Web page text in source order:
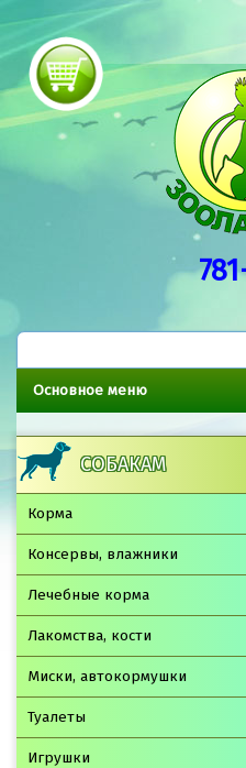
Основное меню
СОБАКАМ
Корма
Консервы, влажники
Лечебные корма
Лакомства, кости
Миски, автокормушки
Туалеты
Игрушки